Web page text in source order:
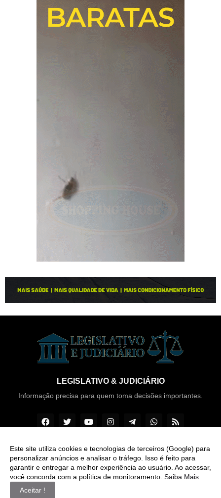
LEGISLATIVO & JUDICIÁRIO
Informação precisa para quem toma decisões importantes.
Copyright © 2026Legislativo & Judiciário
INÍCIO SOBRE CONTATO LGPD
EXPEDIENTE
EDITORIAL
Este site utiliza cookies e tecnologias de terceiros (Google) para
personalizar anúncios e analisar o tráfego. Isso é feito para
garantir e entregar a melhor experiência ao usuário. Ao acessar,
você concorda com a política de monitoramento. Saiba Mais
Aceitar !